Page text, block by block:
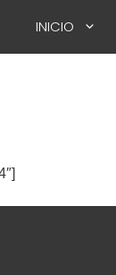
INICIO